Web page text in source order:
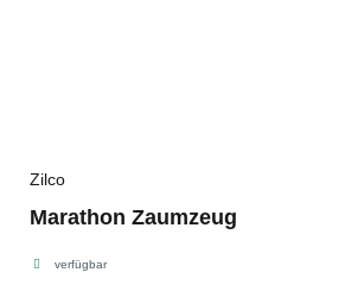
Zilco
Marathon Zaumzeug
verfügbar